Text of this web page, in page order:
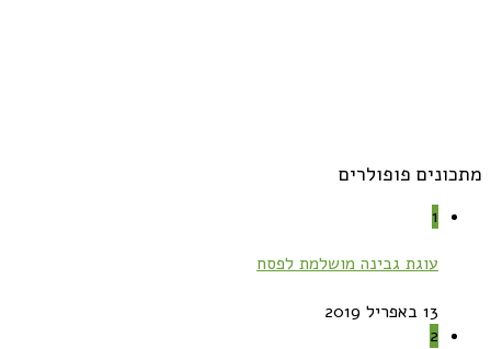
מתכונים פופולרים
1
עוגת גבינה מושלמת לפסח
13 באפריל 2019
2